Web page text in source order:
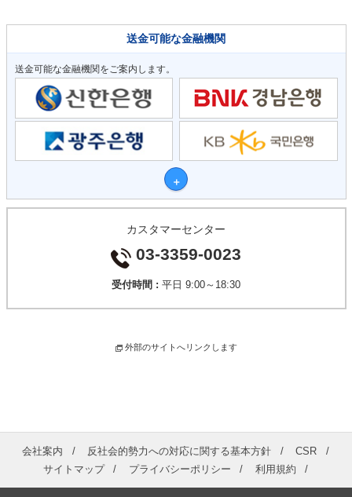
送金可能な金融機関
送金可能な金融機関をご案内します。
カスタマーセンター
03-3359-0023
受付時間 : 平日 9:00～18:30
外部のサイトへリンクします
会社案内 反社会的勢力への対応に関する基本方針
CSR
サイトマップ
プライバシーポリシー 利用規約